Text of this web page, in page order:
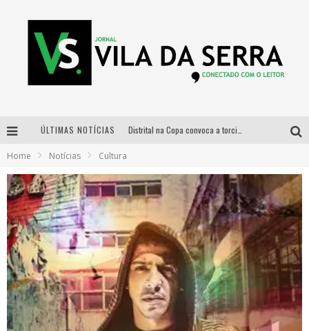
ÚLTIMAS NOTÍCIAS
Cidade Junina se consolida como vitrine estratégica para grandes marcas e se despede com Xand Avião e Mari Fernandez
Designer mineira lança jogo educativo sobre coleta seletiva na maior feira de jogos de tabuleiro da América Latina
Home Notícias Cultura